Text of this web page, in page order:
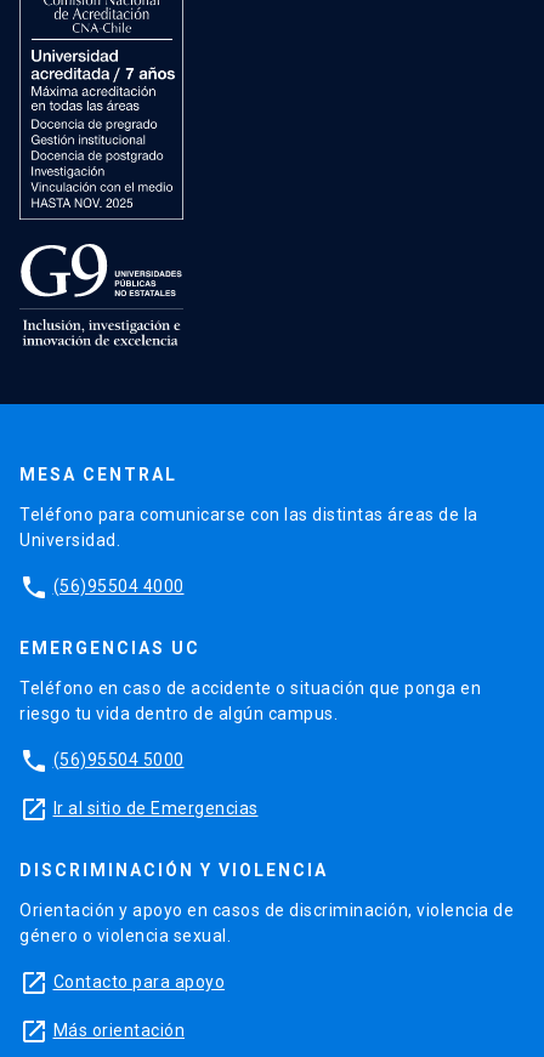
MESA CENTRAL
Teléfono para comunicarse con las distintas áreas de la
Universidad.
phone (56)95504 4000
EMERGENCIAS UC
Teléfono en caso de accidente o situación que ponga en
riesgo tu vida dentro de algún campus.
phone (56)95504 5000
launch Ir al sitio de Emergencias
DISCRIMINACIÓN Y VIOLENCIA
Orientación y apoyo en casos de discriminación, violencia de
género o violencia sexual.
launch Contacto para apoyo
launch Más orientación